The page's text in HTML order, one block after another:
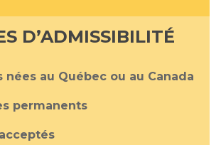
D’ADMISSIBILITÉ
nées au Québec ou au Canada
permanents